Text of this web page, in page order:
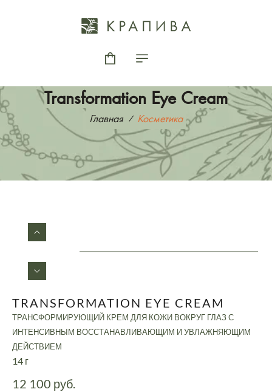
Transformation Eye Cream
Главная Косметика
TRANSFORMATION EYE CREAM
ТРАНСФОРМИРУЮЩИЙ КРЕМ ДЛЯ КОЖИ ВОКРУГ ГЛАЗ С
ИНТЕНСИВНЫМ ВОССТАНАВЛИВАЮЩИМ И УВЛАЖНЯЮЩИМ
ДЕЙСТВИЕМ
14 г
12 100 руб.